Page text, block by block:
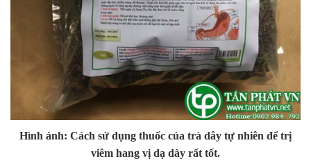
Hình ảnh: Cách sử dụng thuốc của trà dây tự nhiên để trị
viêm hang vị dạ dày rất tốt.